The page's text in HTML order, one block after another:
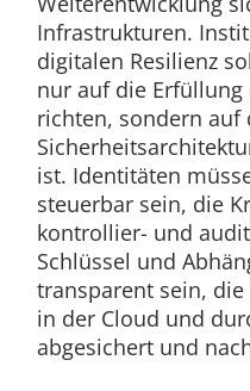
Infrastrukturen.
digitalen Resilienz
nur auf die Erfüllung
richten, sondern auf
ist. Identitäten
steuerbar sein, die
kontrollier- und
Schlüssel und
transparent sein,
in der Cloud und
abgesichert und